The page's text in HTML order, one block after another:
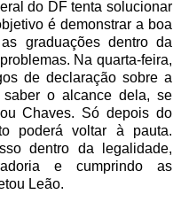
do DF tenta solucionar
é demonstrar a boa
graduações dentro da
Na quarta-feira,
de declaração sobre a
o alcance dela, se
Chaves. Só depois do
poderá voltar à pauta.
dentro da legalidade,
e cumprindo as
Leão.